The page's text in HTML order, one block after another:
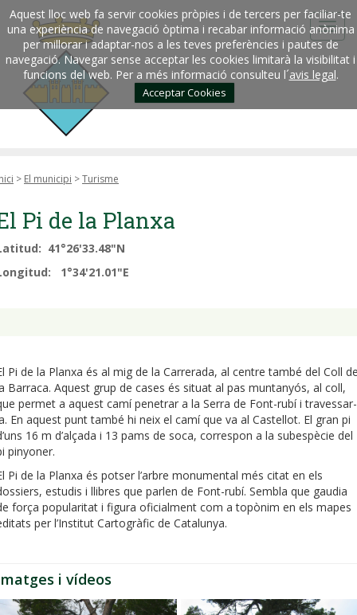
Aquest lloc web fa servir cookies pròpies i de tercers per faciliar-te
una experiència de navegació òptima i recabar informació anònima
per millorar i adaptar-nos a les teves preferències i pautes de
navegació. Navegar sense acceptar les cookies limitarà la visibilitat i
funcions del web. Per a més informació consulteu l´avis legal.
Acceptar Cookies
> El municipi >Turisme
Pi de la Planxa
41°26'33.48"N
1°34'21.01"E
Pi de la Planxa és al mig de la Carrerada, al centre també del Coll
Barraca. Aquest grup de cases és situat al pas muntanyós, al coll,
permet a aquest camí penetrar a la Serra de Font-rubí i travessar-
En aquest punt també hi neix el camí que va al Castellot. El gran pi
16 m d’alçada i 13 pams de soca, correspon a la subespècie del
pinyoner.
Pi de la Planxa és potser l’arbre monumental més citat en els
estudis i llibres que parlen de Font-rubí. Sembla que gaudia
força popularitat i figura oficialment com a topònim en els mapes
per l’Institut Cartogràfic de Catalunya.
i vídeos